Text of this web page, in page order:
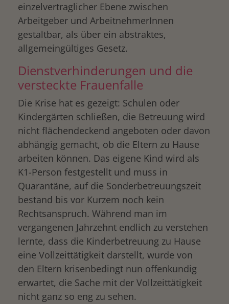
einzelvertraglicher Ebene zwischen
Arbeitgeber und ArbeitnehmerInnen
gestaltbar, als über ein abstraktes,
allgemeingültiges Gesetz.
Dienstverhinderungen und die
versteckte Frauenfalle
Die Krise hat es gezeigt: Schulen oder
Kindergärten schließen, die Betreuung wird
nicht flächendeckend angeboten oder davon
abhängig gemacht, ob die Eltern zu Hause
arbeiten können. Das eigene Kind wird als
K1-Person festgestellt und muss in
Quarantäne, auf die Sonderbetreuungszeit
bestand bis vor Kurzem noch kein
Rechtsanspruch. Während man im
vergangenen Jahrzehnt endlich zu verstehen
lernte, dass die Kinderbetreuung zu Hause
eine Vollzeittätigkeit darstellt, wurde von
den Eltern krisenbedingt nun offenkundig
erwartet, die Sache mit der Vollzeittätigkeit
nicht ganz so eng zu sehen.